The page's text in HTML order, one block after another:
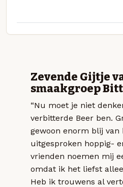
Zevende Gijtje
smaakgroep
“Nu moet je niet
verbitterde Beer ben.
gewoon enorm blij van
uitgesproken hoppig-
vrienden noemen mij
omdat ik het liefst
Heb ik trouwens al